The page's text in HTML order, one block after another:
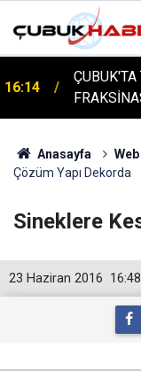
16:14
Anasayfa
Çözüm Yapı Dekorda
Sineklere
16:48
23 Haziran 2016